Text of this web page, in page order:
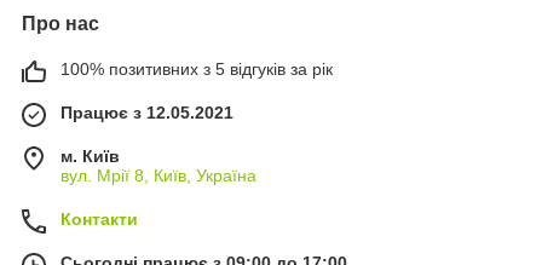
Про нас
100% позитивних з 5 відгуків за рік
Працює з 12.05.2021
м. Київ
вул. Мрії 8, Київ, Україна
Контакти